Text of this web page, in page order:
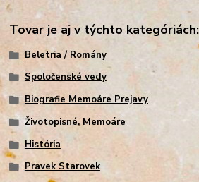
Tovar je aj v týchto kategóriách:
Beletria / Romány
Spoločenské vedy
Biografie Memoáre Prejavy
Životopisné, Memoáre
História
Pravek Starovek